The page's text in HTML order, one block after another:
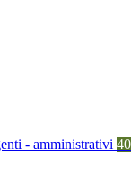
- amministrativi 40